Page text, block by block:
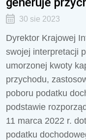
30 sie 2023
Dyrektor Krajowej
swojej interpretacji
umorzonej kwoty
przychodu,
poboru podatku
podstawie
11 marca 2022 r.
podatku